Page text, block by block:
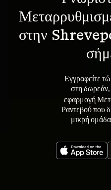
στην
Εγγραφείτε
στη δωρεάν
εφαρμογή
Ραντεβού που
μικρή